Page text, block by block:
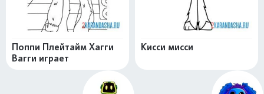
Поппи Плейтайм Хагги
Вагги играет
Кисси мисси